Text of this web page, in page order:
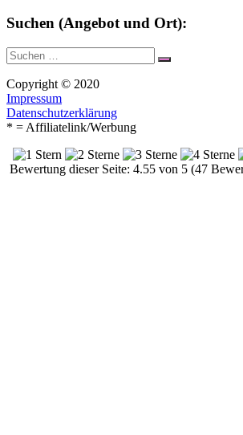
Suchen (Angebot und Ort):
Suche
nach:
Suchen
Copyright © 2020
Impressum
Datenschutzerklärung
* = Affiliatelink/Werbung
Bewertung dieser Seite: 4.55 von 5 (47